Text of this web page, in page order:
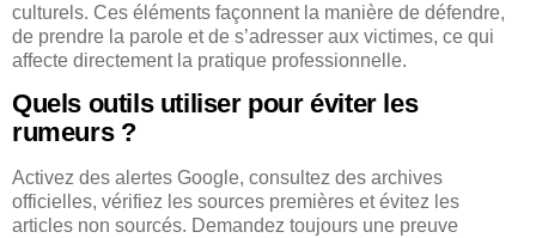
culturels. Ces éléments façonnent la manière de défendre,
de prendre la parole et de s’adresser aux victimes, ce qui
affecte directement la pratique professionnelle.
Quels outils utiliser pour éviter les
rumeurs ?
Activez des alertes Google, consultez des archives
officielles, vérifiez les sources premières et évitez les
articles non sourcés. Demandez toujours une preuve